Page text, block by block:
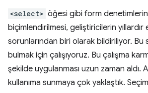
<select> öğesi gibi form
biçimlendirilmesi, geliştiricilerin yıllardır
sorunlarından biri olarak bildiriliyor. Bu
bulmak için çalışıyoruz. Bu çalışma
şekilde uygulanması uzun zaman aldı.
kullanıma sunmaya çok yaklaştık.